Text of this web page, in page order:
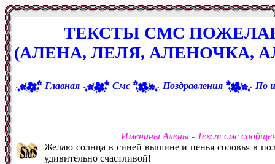
ТЕКСТЫ СМС
(АЛЕНА, ЛЕЛЯ, АЛЕНОЧКА,
Главная Смс Поздравления По
Именины Алены - Текст смс
Желаю солнца в синей вышине и пенья соловья в
удивительно счастливой!